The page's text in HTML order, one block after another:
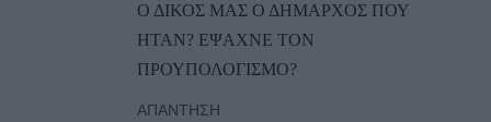
Ο ΔΙΚΟΣ ΜΑΣ Ο ΔΗΜΑΡΧΟΣ ΠΟΥ
ΗΤΑΝ? ΕΨΑΧΝΕ ΤΟΝ
ΠΡΟΥΠΟΛΟΓΙΣΜΟ?
ΑΠΆΝΤΗΣΗ